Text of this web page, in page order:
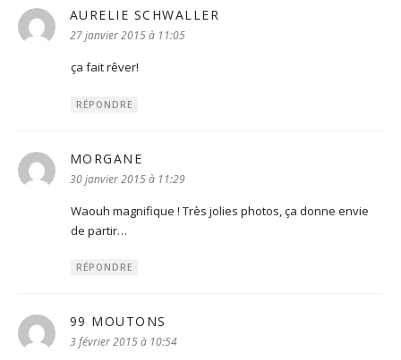
AURELIE SCHWALLER
27 janvier 2015 à 11:05
ça fait rêver!
RÉPONDRE
MORGANE
30 janvier 2015 à 11:29
Waouh magnifique ! Très jolies photos, ça donne envie
de partir…
RÉPONDRE
99 MOUTONS
3 février 2015 à 10:54